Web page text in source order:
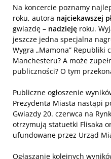
Na koncercie poznamy
roku, autora najciekawszej
gwiazdę – nadzieję roku.
jeszcze jedna specjalna
Wygra „Mamona” Republiki
Manchesteru? A może
publiczności? O tym
Publiczne ogłoszenie
Prezydenta Miasta nastąpi
Gwiazdy 20. czerwca na
otrzymują statuetki Flisaka
ufundowane przez Urząd
Ogłaszanie kolejnych